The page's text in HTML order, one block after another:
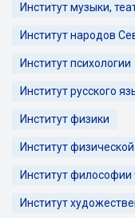
Институт музыки,
Институт народов
Институт психологии
Институт русского
Институт физики
Институт
Институт философии
Институт